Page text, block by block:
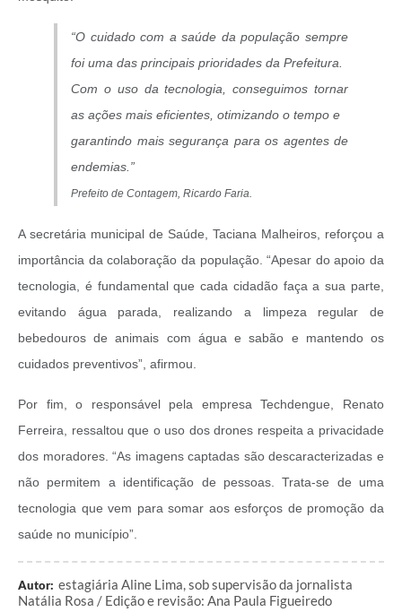
“O cuidado com a saúde da população sempre
foi uma das principais prioridades da Prefeitura.
Com o uso da tecnologia, conseguimos tornar
as ações mais eficientes, otimizando o tempo e
garantindo mais segurança para os agentes de
endemias.”
Prefeito de Contagem, Ricardo Faria.
A secretária municipal de Saúde, Taciana Malheiros, reforçou a
importância da colaboração da população. “Apesar do apoio da
tecnologia, é fundamental que cada cidadão faça a sua parte,
evitando água parada, realizando a limpeza regular de
bebedouros de animais com água e sabão e mantendo os
cuidados preventivos”, afirmou.
Por fim, o responsável pela empresa Techdengue, Renato
Ferreira, ressaltou que o uso dos drones respeita a privacidade
dos moradores. “As imagens captadas são descaracterizadas e
não permitem a identificação de pessoas. Trata-se de uma
tecnologia que vem para somar aos esforços de promoção da
saúde no município”.
Autor: estagiária Aline Lima, sob supervisão da jornalista
Natália Rosa / Edição e revisão: Ana Paula Figueiredo